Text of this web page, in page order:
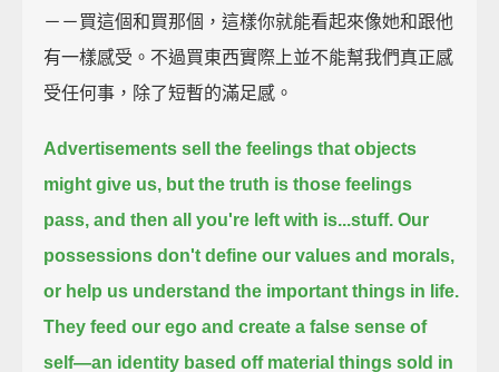
－－買這個和買那個，這樣你就能看起來像她和跟他
有一樣感受。不過買東西實際上並不能幫我們真正感
受任何事，除了短暫的滿足感。
Advertisements sell the feelings that objects
might give us, but the truth is those feelings
pass, and then all you're left with is...stuff. Our
possessions don't define our values and morals,
or help us understand the important things in life.
They feed our ego and create a false sense of
self—an identity based off material things sold in